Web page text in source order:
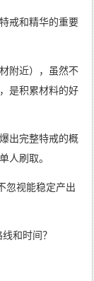
戒和精华的重要
附近），虽然不
是积累材料的好
出完整特戒的概
人刷取。
忽视能稳定产出
和时间？